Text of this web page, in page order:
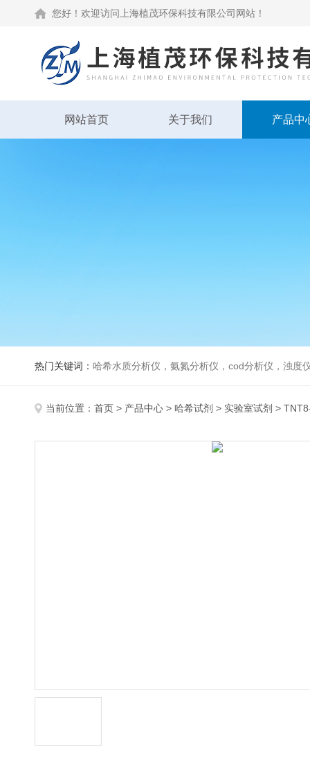
您好！欢迎访问上海植茂环保科技有限公司网站！
网站首页 关于我们 产品中
热门关键词： 哈希水质分析仪，氨氮分析仪，cod分析仪，浊度
当前位置： 首页 > 产品中心 > 哈希试剂 > 实验室试剂 >